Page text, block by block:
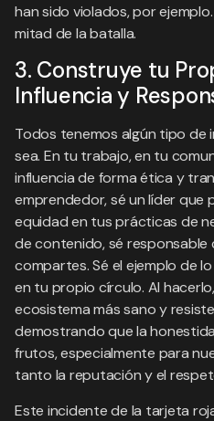
han sido violados, por
mitad de la batalla.
3. Construye tu
Influencia y
Todos tenemos algún tipo de
sea. En tu trabajo, en tu
influencia de forma ética y
emprendedor, sé un líder que
equidad en tus prácticas de
de contenido, sé responsable
compartes. Sé el ejemplo de
en tu propio círculo. Al
ecosistema más sano y
demostrando que la
frutos, especialmente para
tanto la reputación y el
Este incidente de la tarjeta